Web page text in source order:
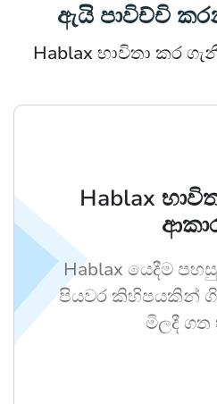
ඇයි පාවිච්චි
Hablax භාවිතා කර
Hablax
Hablax යෙදීම
පියවර කිහිපයකින්
මිලදී ගත